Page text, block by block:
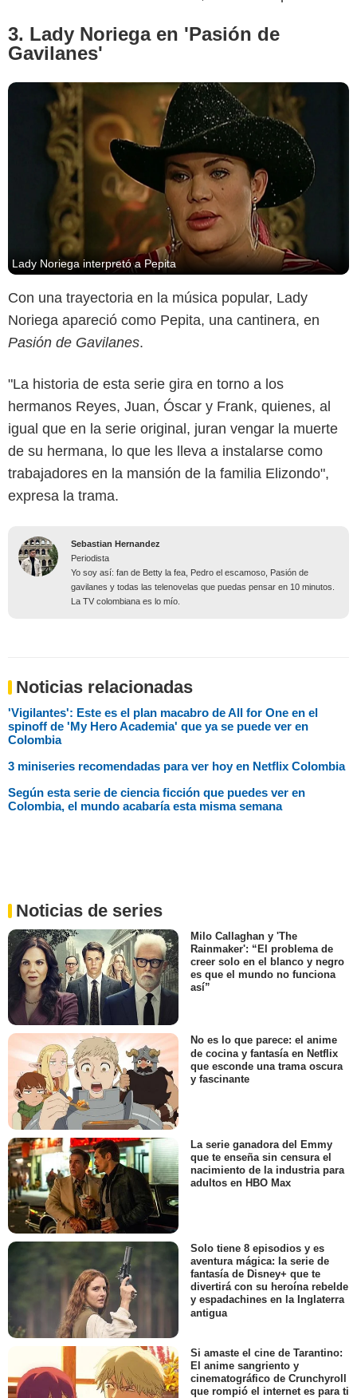
3. Lady Noriega en 'Pasión de
Gavilanes'
Lady Noriega interpretó a Pepita
Con una trayectoria en la música popular, Lady
Noriega apareció como Pepita, una cantinera, en
Pasión de Gavilanes.
"La historia de esta serie gira en torno a los
hermanos Reyes, Juan, Óscar y Frank, quienes, al
igual que en la serie original, juran vengar la muerte
de su hermana, lo que les lleva a instalarse como
trabajadores en la mansión de la familia Elizondo",
expresa la trama.
Sebastian Hernandez
Periodista
Yo soy así: fan de Betty la fea, Pedro el escamoso, Pasión de
gavilanes y todas las telenovelas que puedas pensar en 10 minutos.
La TV colombiana es lo mío.
Noticias relacionadas
'Vigilantes': Este es el plan macabro de All for One en el
spinoff de 'My Hero Academia' que ya se puede ver en
Colombia
3 miniseries recomendadas para ver hoy en Netflix Colombia
Según esta serie de ciencia ficción que puedes ver en
Colombia, el mundo acabaría esta misma semana
Noticias de series
Milo Callaghan y 'The
Rainmaker': “El problema de
creer solo en el blanco y negro
es que el mundo no funciona
así”
No es lo que parece: el anime
de cocina y fantasía en Netflix
que esconde una trama oscura
y fascinante
La serie ganadora del Emmy
que te enseña sin censura el
nacimiento de la industria para
adultos en HBO Max
Solo tiene 8 episodios y es
aventura mágica: la serie de
fantasía de Disney+ que te
divertirá con su heroína rebelde
y espadachines en la Inglaterra
antigua
Si amaste el cine de Tarantino:
El anime sangriento y
cinematográfico de Crunchyroll
que rompió el internet es para ti